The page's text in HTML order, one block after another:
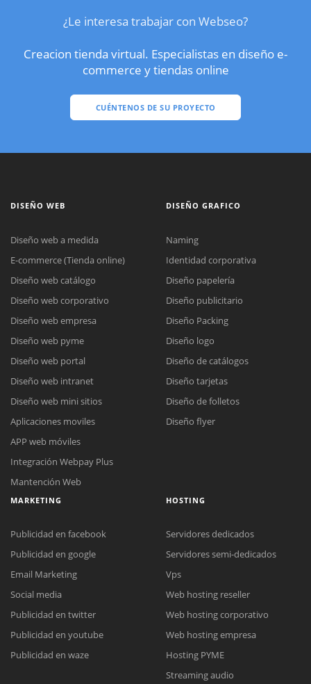
¿Le interesa trabajar con Webseo?
Creacion tienda virtual. Especialistas en diseño e-
commerce y tiendas online
CUÉNTENOS DE SU PROYECTO
Reunión online
Meet para la reunión online.
Cotización
Chat Online
Todos nuestros ejecutivos están fuera de línea. Complete el formulario
DISEÑO WEB
Diseño web a medida
E-commerce (Tienda online)
Diseño web catálogo
Diseño web corporativo
Diseño web empresa
Diseño web pyme
Diseño web portal
Diseño web intranet
Diseño web mini sitios
Aplicaciones moviles
APP web móviles
Integración Webpay Plus
Mantención Web
DISEÑO GRAFICO
Naming
Identidad corporativa
Diseño papelería
Diseño publicitario
Diseño Packing
Diseño logo
Diseño de catálogos
Diseño tarjetas
Diseño de folletos
Diseño flyer
MARKETING
Publicidad en facebook
Publicidad en google
Email Marketing
Social media
Publicidad en twitter
Publicidad en youtube
Publicidad en waze
HOSTING
Servidores dedicados
Servidores semi-dedicados
Vps
Web hosting reseller
Web hosting corporativo
Web hosting empresa
Hosting PYME
Streaming audio